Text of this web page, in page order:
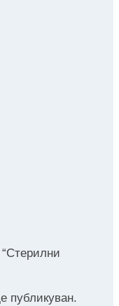
публикуван.